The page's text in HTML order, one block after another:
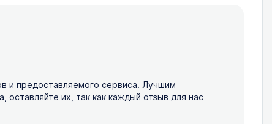
и предоставляемого сервиса. Лучшим
их, так как каждый отзыв для нас